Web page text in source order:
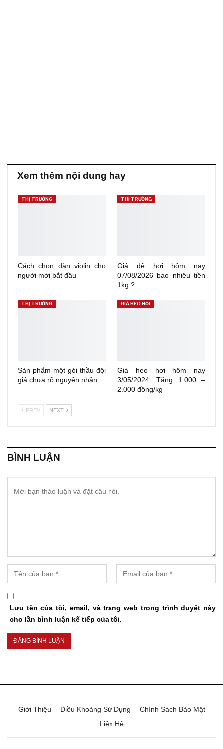
Xem thêm nội dung hay
THỊ TRƯỜNG
Cách chọn đàn violin cho
người mới bắt đầu
THỊ TRƯỜNG
Giá dê hơi hôm nay
07/08/2026 bao nhiêu tiền
1kg ?
THỊ TRƯỜNG
Sản phẩm một gói thầu đội
giá chưa rõ nguyên nhân
GIÁ HEO HƠI
Giá heo hơi hôm nay
3/05/2024: Tăng 1.000 –
2.000 đồng/kg
PREV NEXT
BÌNH LUẬN
Lưu tên của tôi, email, và trang web trong trình duyệt này
cho lần bình luận kế tiếp của tôi.
Giới Thiệu Điều Khoảng Sử Dụng
Chính Sách Bảo Mật
Liên Hệ